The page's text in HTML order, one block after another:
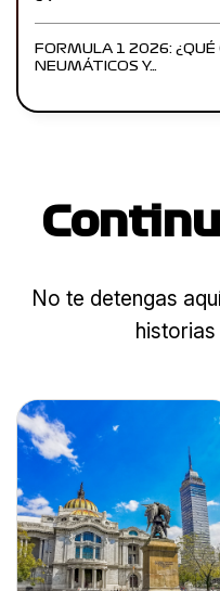
FORMULA 1 2026: ¿QUÉ
NEUMÁTICOS Y…
No te detengas